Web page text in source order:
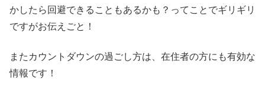
かしたら回避できることもあるかも？ってことでギリギリ
ですがお伝えごと！
またカウントダウンの過ごし方は、在住者の方にも有効な
情報です！